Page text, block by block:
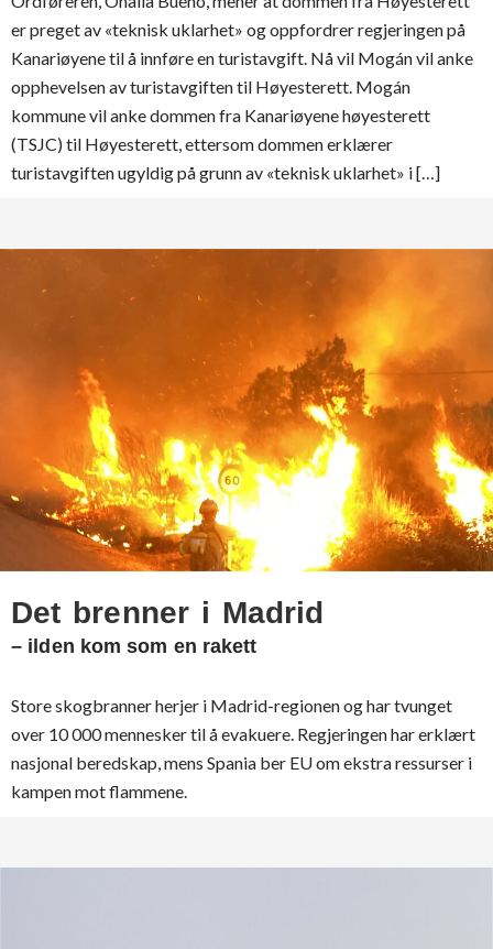
er preget av «teknisk uklarhet» og oppfordrer regjeringen på
Kanariøyene til å innføre en turistavgift. Nå vil Mogán vil anke
opphevelsen av turistavgiften til Høyesterett. Mogán
kommune vil anke dommen fra Kanariøyene høyesterett
(TSJC) til Høyesterett, ettersom dommen erklærer
turistavgiften ugyldig på grunn av «teknisk uklarhet» i […]
Det brenner i Madrid
– ilden kom som en rakett
Store skogbranner herjer i Madrid-regionen og har tvunget
over 10 000 mennesker til å evakuere. Regjeringen har erklært
nasjonal beredskap, mens Spania ber EU om ekstra ressurser i
kampen mot flammene.